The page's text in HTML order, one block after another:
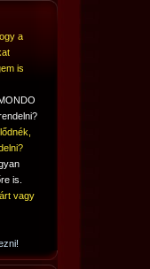
a
is
is.
vagy